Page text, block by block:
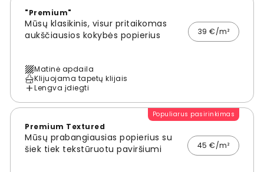
"Premium"
Mūsų klasikinis, visur pritaikomas
aukščiausios kokybės popierius
39 €/m²
Matinė apdaila
Klijuojama tapetų klijais
Lengva įdiegti
Populiarus pasirinkimas
Premium Textured
Mūsų prabangiausias popierius su
šiek tiek tekstūruotu paviršiumi
45 €/m²